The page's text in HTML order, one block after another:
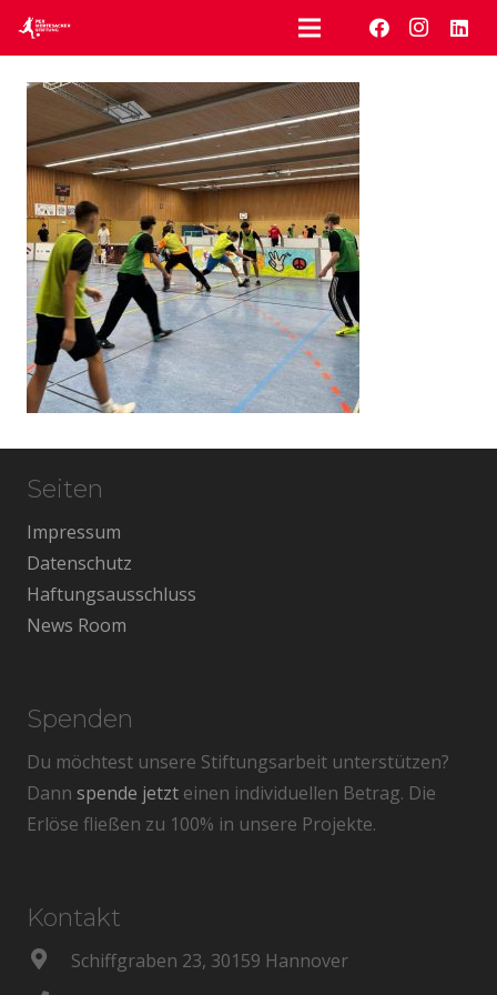
Seiten
Impressum
Datenschutz
Haftungsausschluss
News Room
Spenden
Du möchtest unsere Stiftungsarbeit unterstützen?
Dann spende jetzt einen individuellen Betrag. Die
Erlöse fließen zu 100% in unsere Projekte.
Kontakt
Schiffgraben 23, 30159 Hannover